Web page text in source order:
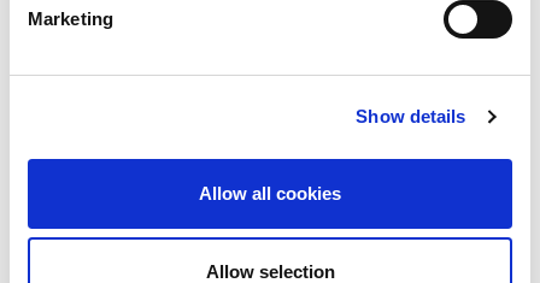
Marketing
Show details
Allow all cookies
Allow selection
więcej szczegółów i opcji lub pobierz naszą